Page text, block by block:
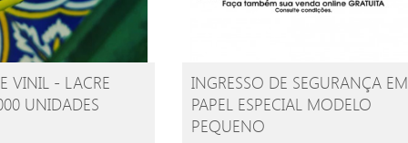
VINIL - LACRE
UNIDADES
INGRESSO DE SEGURANÇA EM
PAPEL ESPECIAL MODELO
PEQUENO